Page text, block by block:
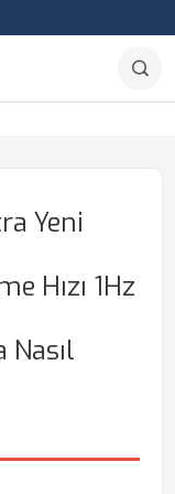
Yeni
Hızı 1Hz
Nasıl